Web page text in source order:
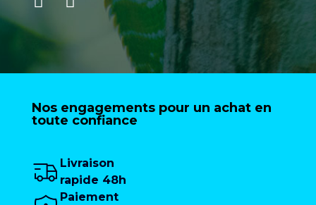
Nos engagements pour un achat en
toute confiance
Livraison
rapide 48h
Paiement